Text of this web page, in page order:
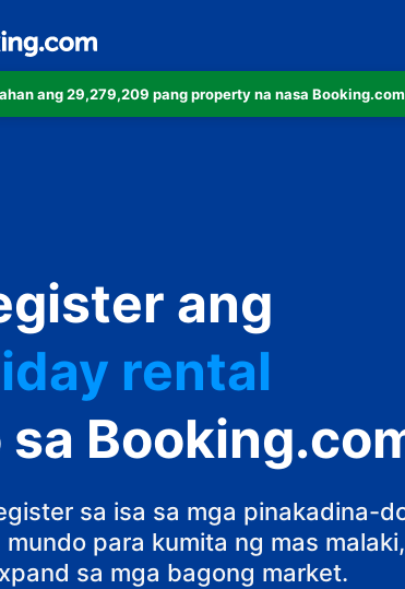
ang 29,279,209 pang property na nasa
ang
rental
house
and breakfast
sa
sa isa sa mga pinakadina-
mundo para kumita ng mas
sa mga bagong market.